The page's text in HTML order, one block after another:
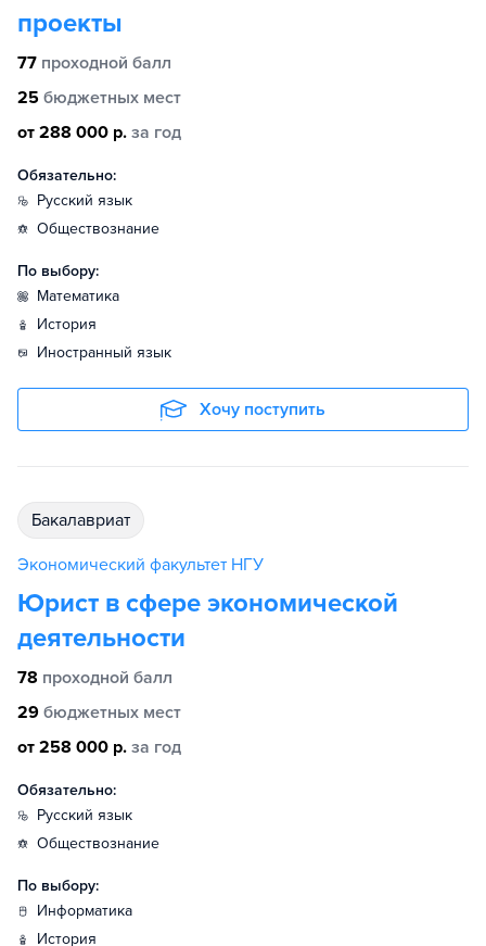
проекты
77 проходной балл
25 бюджетных мест
от 288 000 р. за год
Обязательно:
русский язык
обществознание
По выбору:
математика
история
иностранный язык
Хочу поступить
бакалавриат
Экономический факультет НГУ
Юрист в сфере экономической
деятельности
78 проходной балл
29 бюджетных мест
от 258 000 р. за год
Обязательно:
русский язык
обществознание
По выбору:
информатика
история